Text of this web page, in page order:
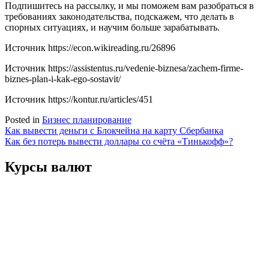
Подпишитесь на рассылку, и мы поможем вам разобраться в
требованиях законодательства, подскажем, что делать в
спорных ситуациях, и научим больше зарабатывать.
Источник https://econ.wikireading.ru/26896
Источник https://assistentus.ru/vedenie-biznesa/zachem-firme-
biznes-plan-i-kak-ego-sostavit/
Источник https://kontur.ru/articles/451
Posted in Бизнес планирование
Навигация
по
записям
Как вывести деньги с Блокчейна на карту Сбербанка
Как без потерь вывести доллары со счёта «Тинькофф»?
Курсы валют